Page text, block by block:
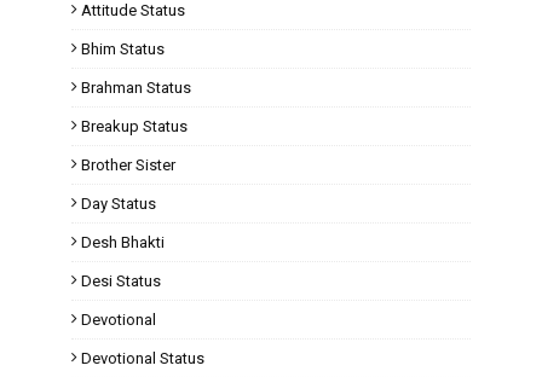
Attitude Status
Bhim Status
Brahman Status
Breakup Status
Brother Sister
Day Status
Desh Bhakti
Desi Status
Devotional
Devotional Status